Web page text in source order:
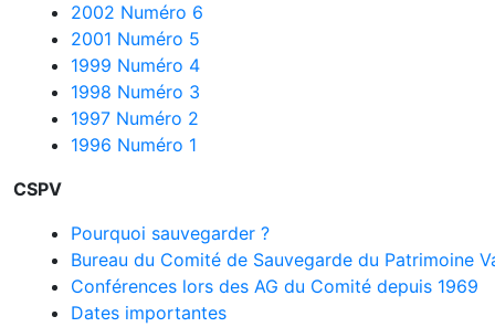
2002 Numéro 6
2001 Numéro 5
1999 Numéro 4
1998 Numéro 3
1997 Numéro 2
1996 Numéro 1
CSPV
Pourquoi sauvegarder ?
Bureau du Comité de Sauvegarde du Patrimoine
Conférences lors des AG du Comité depuis 1969
Dates importantes